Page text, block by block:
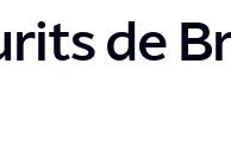
de